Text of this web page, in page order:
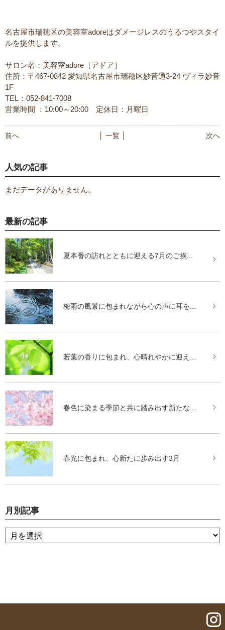
名古屋市瑞穂区の美容室adoreはダメージレスのうるつやスタイ
ルを提供します。
サロン名：美容室adore［アドア］
住所：〒467-0842 愛知県名古屋市瑞穂区妙音通3-24 ヴィラ妙音
1F
TEL：052-841-7008
営業時間 ：10:00～20:00 定休日：月曜日
前へ 次へ
│ 一覧 │
人気の記事
まだデータがありません。
最新の記事
夏本番の訪れとともに迎える7月のご挨...
梅雨の風景に包まれながら心の声に耳を...
若葉の香りに包まれ、心晴れやかに迎え...
春色に染まる季節と共に踏み出す新たな...
春光に包まれ、心新たに歩み出す3月
月別記事